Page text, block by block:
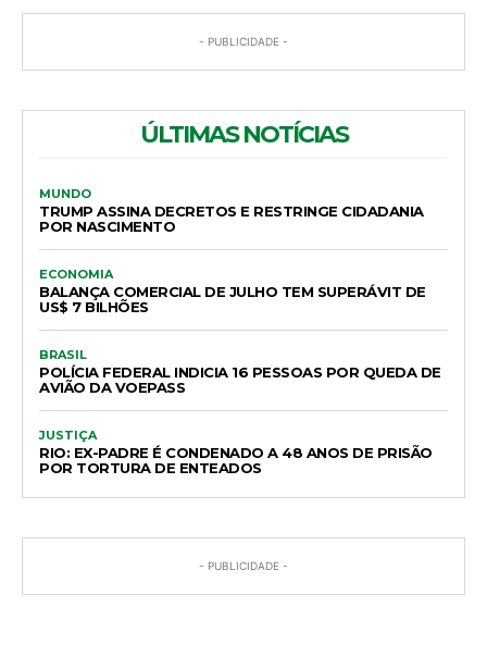
- PUBLICIDADE -
ÚLTIMAS NOTÍCIAS
MUNDO
TRUMP ASSINA DECRETOS E RESTRINGE CIDADANIA
POR NASCIMENTO
ECONOMIA
BALANÇA COMERCIAL DE JULHO TEM SUPERÁVIT DE
US$ 7 BILHÕES
BRASIL
POLÍCIA FEDERAL INDICIA 16 PESSOAS POR QUEDA DE
AVIÃO DA VOEPASS
JUSTIÇA
RIO: EX-PADRE É CONDENADO A 48 ANOS DE PRISÃO
POR TORTURA DE ENTEADOS
- PUBLICIDADE -